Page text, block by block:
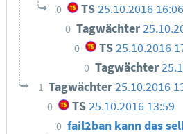
0 TS25.10.2016 16:06
0 Tagwächter
0 TS25.10.2016
0 Tagwächter
1 Tagwächter25.10.2016
0 TS 25.10.2016 13:59
0 fail2ban kann das